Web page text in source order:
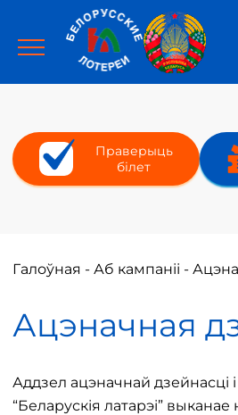
Праверыць
білет
Галоўная - Аб кампаніі -
Ацэначная
Аддзел ацэначнай дзейнасці
“Беларускія латарэі”